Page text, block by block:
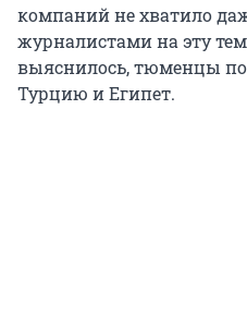
компаний не хватило
журналистами на эту
выяснилось, тюменцы
Турцию и Египет.